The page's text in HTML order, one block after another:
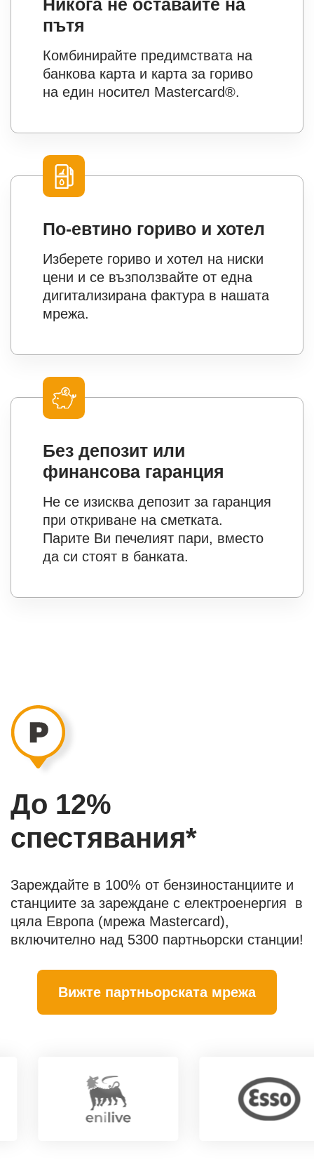
Никога не оставайте на
пътя
Комбинирайте предимствата на
банкова карта и карта за гориво
на един носител Mastercard®.
По-евтино гориво и хотел
Изберете гориво и хотел на ниски
цени и се възползвайте от една
дигитализирана фактура в нашата
мрежа.
Без депозит или
финансова гаранция
Не се изисква депозит за гаранция
при откриване на сметката.
Парите Ви печелият пари, вместо
да си стоят в банката.
До 12%
спестявания*
Зареждайте в 100% от бензиностанциите и
станциите за зареждане с електроенергия в
цяла Европа (мрежа Mastercard),
включително над 5300 партньорски станции!
Вижте партньорската мрежа